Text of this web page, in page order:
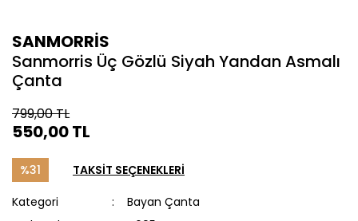
SANMORRİS
Sanmorris Üç Gözlü Siyah Yandan Asmalı
Çanta
799,00 TL
550,00 TL
%31 TAKSİT SEÇENEKLERİ
Kategori
Bayan Çanta